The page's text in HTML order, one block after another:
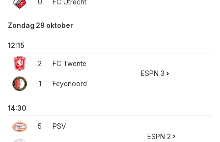
0 FC Utrecht
Zondag 29 oktober
12:15
2
1
FC Twente
Feyenoord
ESPN 3
14:30
5 PSV
ESPN 2